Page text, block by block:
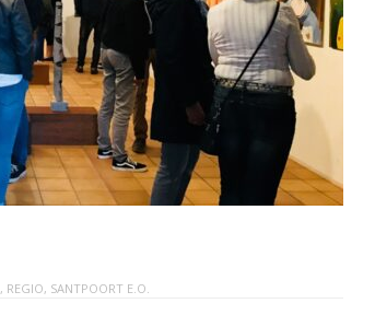
, REGIO, SANTPOORT E.O.